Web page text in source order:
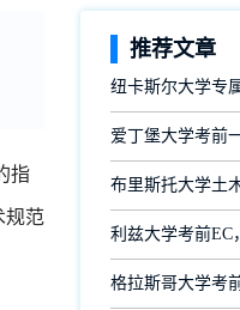
指
规范
推荐文章
纽卡斯尔大学专
爱丁堡大学考前
布里斯托大学土
利兹大学考前EC
格拉斯哥大学考